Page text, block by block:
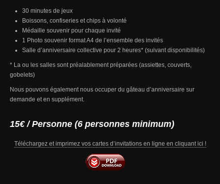
30 minutes de jeux
Boissons, confiseries et chips à volonté
Médaille souvenir pour chaque invité
1 Photo souvenir format A4 de l’ensemble des invités
Salle d’anniversaire collective pour 2 heures* (suivant disponibilités)
* La ou les salles sont préalablement préparées (assiettes, couverts,
gobelets)
Nous pouvons également nous occuper du gâteau d’anniversaire sur
demande et en supplément.
15€ / Personne (6 personnes minimum)
Téléchargez et imprimez vos cartes d’invitations en ligne en cliquant ici !